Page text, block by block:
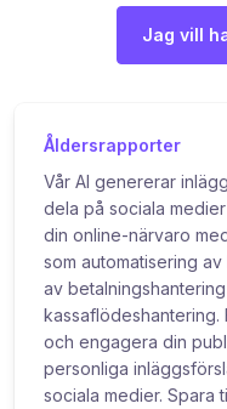
Jag vill
Åldersrapporter
Vår AI genererar
dela på sociala
din online-närvaro
som automatisering
av
kassaflödeshantering.
och engagera din
personliga
sociala medier. Spara